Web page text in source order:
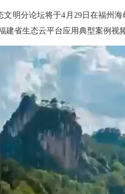
明分论坛将于4月29日在福州
建省生态云平台应用典型案例